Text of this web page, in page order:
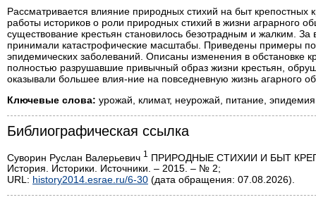
Рассматривается влияние природных стихий на быт
работы историков о роли природных стихий в жизни аграрного
существование крестьян становилось безотрадным и жалким.
принимали катастрофические масштабы. Приведены примеры
эпидемических заболеваний. Описаны изменения в обстановке
полностью разрушавшие привычный образ жизни крестьян,
оказывали большее влия-ние на повседневную жизнь агарного
Ключевые слова: урожай, климат, неурожай, питание, эпидемия
Библиографическая ссылка
Суворин Руслан Валерьевич 1
ПРИРОДНЫЕ СТИХИИ И БЫТ
История. Историки. Источники. – 2015. – № 2;
URL: history2014.esrae.ru/6-30 (дата обращения: 07.08.2026).